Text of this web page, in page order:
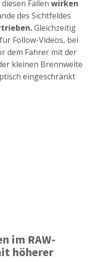
Fällen wirken
des Sichtfeldes
Gleichzeitig
Follow-Videos, bei
dem Fahrer mit der
kleinen Brennweite
eingeschränkt
im RAW-
höherer